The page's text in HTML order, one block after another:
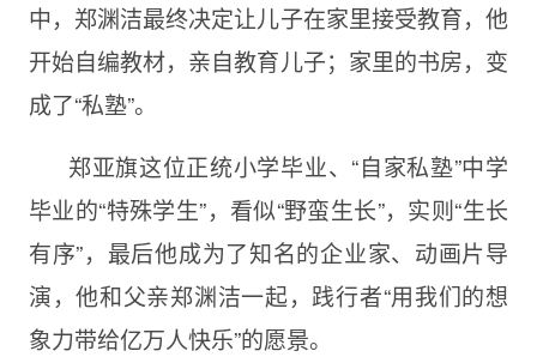
中，郑渊洁最终决定让儿子在家里接受教育，他
开始自编教材，亲自教育儿子；家里的书房，变
成了“私塾”。
郑亚旗这位正统小学毕业、“自家私塾”中学
毕业的“特殊学生”，看似“野蛮生长”，实则“生长
有序”，最后他成为了知名的企业家、动画片导
演，他和父亲郑渊洁一起，践行者“用我们的想
象力带给亿万人快乐”的愿景。